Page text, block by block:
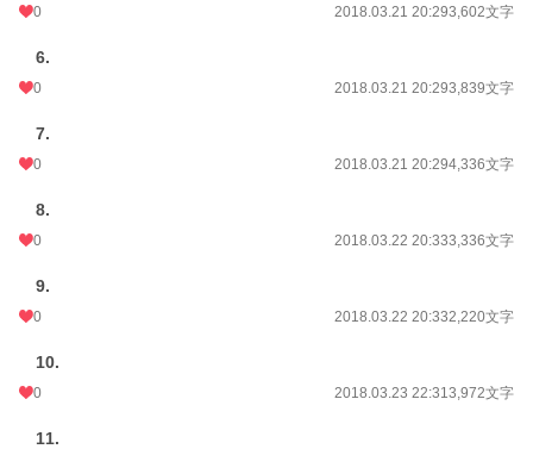
0 2018.03.21 20:293,602文字
6.
0 2018.03.21 20:293,839文字
7.
0 2018.03.21 20:294,336文字
8.
0 2018.03.22 20:333,336文字
9.
0 2018.03.22 20:332,220文字
10.
0 2018.03.23 22:313,972文字
11.